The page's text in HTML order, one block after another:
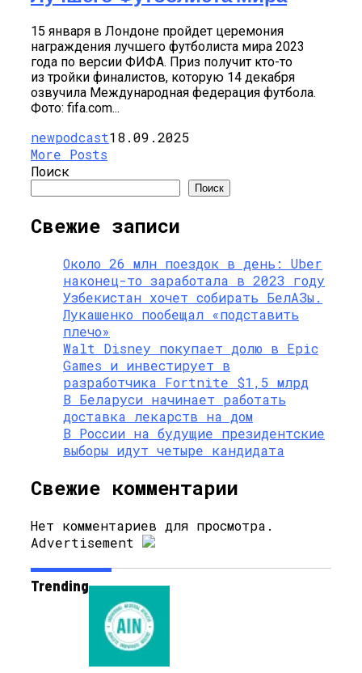
15 января в Лондоне пройдет церемония
награждения лучшего футболиста мира 2023
года по версии ФИФА. Приз получит кто-то
из тройки финалистов, которую 14 декабря
озвучила Международная федерация футбола.
Фото: fifa.com...
newpodcast18.09.2025
More Posts
Поиск
Поиск
Свежие записи
Около 26 млн поездок в день: Uber
наконец-то заработала в 2023 году
Узбекистан хочет собирать БелАЗы.
Лукашенко пообещал «подставить
плечо»
Walt Disney покупает долю в Epic
Games и инвестирует в
разработчика Fortnite $1,5 млрд
В Беларуси начинает работать
доставка лекарств на дом
В России на будущие президентские
выборы идут четыре кандидата
Свежие комментарии
Нет комментариев для просмотра.
Advertisement
Trending